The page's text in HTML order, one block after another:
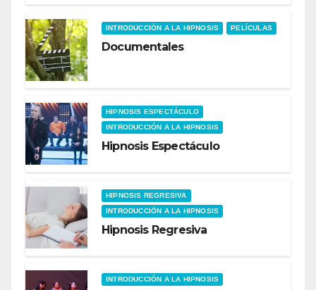
INTRODUCCIÓN A LA HIPNOSIS PELÍCULAS
Documentales
HIPNOSIS ESPECTÁCULO
INTRODUCCIÓN A LA HIPNOSIS
Hipnosis Espectáculo
HIPNOSIS REGRESIVA
INTRODUCCIÓN A LA HIPNOSIS
Hipnosis Regresiva
INTRODUCCIÓN A LA HIPNOSIS